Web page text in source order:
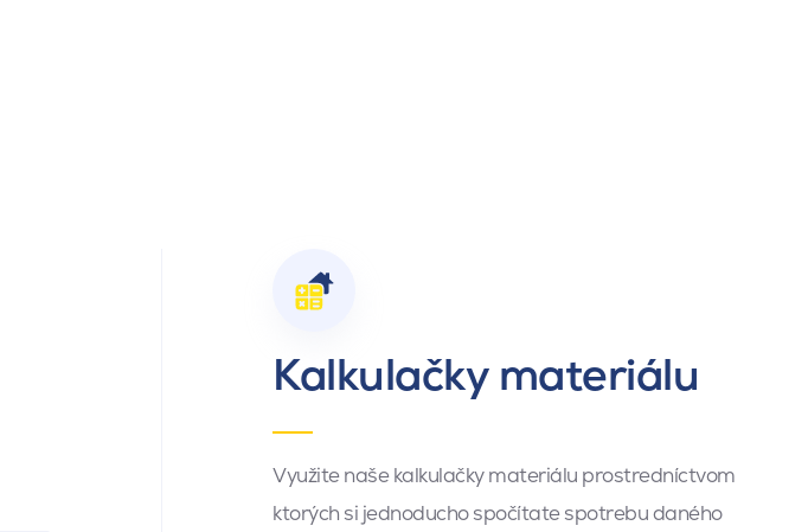
Kalkulačky materiálu
Využite naše kalkulačky materiálu prostredníctvom
ktorých si jednoducho spočítate spotrebu daného